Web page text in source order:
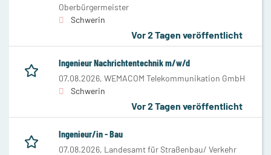
Oberbürgermeister
Schwerin
Vor 2 Tagen veröffentlicht
Ingenieur Nachrichtentechnik m/w/d
07.08.2026, WEMACOM Telekommunikation GmbH
Schwerin
Vor 2 Tagen veröffentlicht
Ingenieur/in - Bau
07.08.2026, Landesamt für Straßenbau/ Verkehr